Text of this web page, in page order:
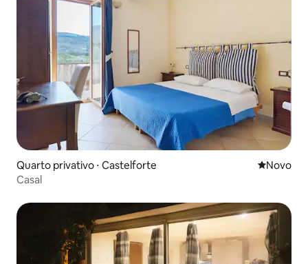
Quarto privativo ⋅ Castelforte Novo
Novo
Casal